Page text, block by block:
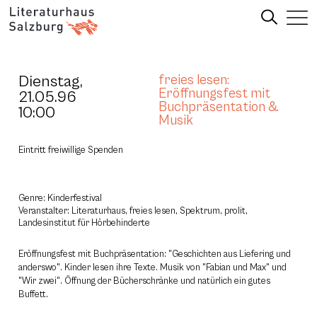
Dienstag,
21.05.96
10:00
freies lesen:
Eröffnungsfest mit
Buchpräsentation &
Musik
Eintritt freiwillige Spenden
Genre: Kinderfestival
Veranstalter: Literaturhaus, freies lesen, Spektrum, prolit,
Landesinstitut für Hörbehinderte
Eröffnungsfest mit Buchpräsentation: "Geschichten aus Liefering und
anderswo". Kinder lesen ihre Texte. Musik von "Fabian und Max" und
"Wir zwei". Öffnung der Bücherschränke und natürlich ein gutes
Buffett.